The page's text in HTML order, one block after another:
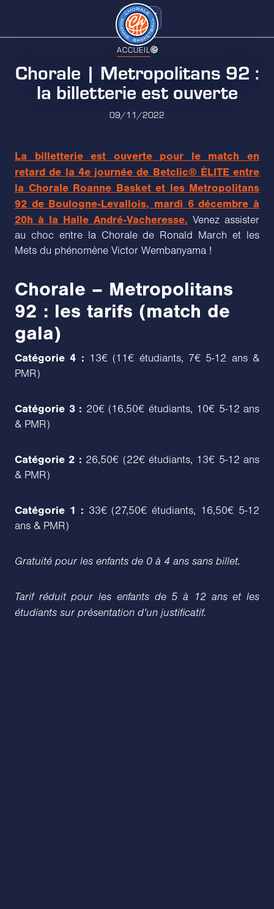
ACCUEIL
Chorale | Metropolitans 92 :
la billetterie est ouverte
09/11/2022
La billetterie est ouverte pour le match en
retard de la 4e journée de Betclic® ÉLITE entre
la Chorale Roanne Basket et les Metropolitans
92 de Boulogne-Levallois, mardi 6 décembre à
20h à la Halle André-Vacheresse. Venez assister
au choc entre la Chorale de Ronald March et les
Mets du phénomène Victor Wembanyama !
Chorale – Metropolitans
92 : les tarifs (match de
gala)
Catégorie 4 : 13€ (11€ étudiants, 7€ 5-12 ans &
PMR)
Catégorie 3 : 20€ (16,50€ étudiants, 10€ 5-12 ans
& PMR)
Catégorie 2 : 26,50€ (22€ étudiants, 13€ 5-12 ans
& PMR)
Catégorie 1 : 33€ (27,50€ étudiants, 16,50€ 5-12
ans & PMR)
Gratuité pour les enfants de 0 à 4 ans sans billet.
Tarif réduit pour les enfants de 5 à 12 ans et les
étudiants sur présentation d’un justificatif.